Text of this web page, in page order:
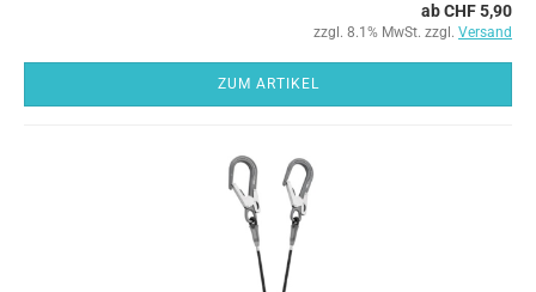
ab CHF 5,90
zzgl. 8.1% MwSt. zzgl. Versand
ZUM ARTIKEL